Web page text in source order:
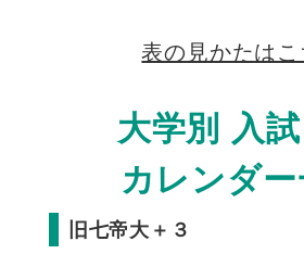
表の見かたはこ
大学別 入
カレンダ
旧七帝大＋３